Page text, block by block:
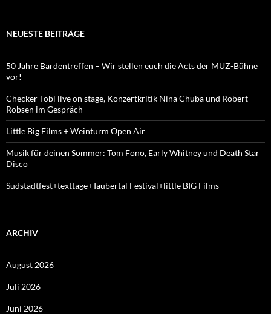
NEUESTE BEITRÄGE
50 Jahre Bardentreffen – Wir stellen euch die Acts der MUZ-Bühne
vor!
Checker Tobi live on stage, Konzertkritik Nina Chuba und Robert
Robsen im Gespräch
Little Big Films + Weinturm Open Air
Musik für deinen Sommer: Tom Fono, Early Whitney und Death Star
Disco
Südstadtfest+texttage+Taubertal Festival+little BIG Films
ARCHIV
August 2026
Juli 2026
Juni 2026